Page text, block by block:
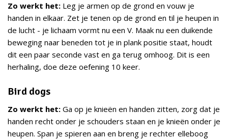
Zo werkt het: Leg je armen op de grond en vouw je
handen in elkaar. Zet je tenen op de grond en til je heupen in
de lucht - je lichaam vormt nu een V. Maak nu een duikende
beweging naar beneden tot je in plank positie staat, houdt
dit een paar seconde vast en ga terug omhoog. Dit is een
herhaling, doe deze oefening 10 keer.
Bird dogs
Zo werkt het: Ga op je knieën en handen zitten, zorg dat je
handen recht onder je schouders staan en je knieën onder je
heupen. Span je spieren aan en breng je rechter elleboog